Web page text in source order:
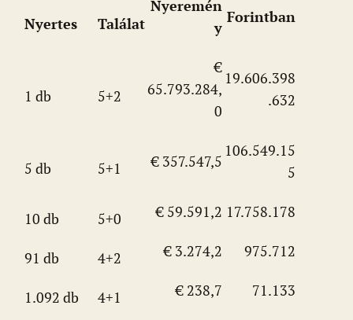
Nyertes Találat
Nyeremén
y
Forintban
1 db 5+2
€
65.793.284,
0
19.606.398
.632
5 db 5+1 € 357.547,5
106.549.15
5
10 db 5+0 € 59.591,2 17.758.178
91 db 4+2 € 3.274,2 975.712
1.092 db 4+1 € 238,7 71.133